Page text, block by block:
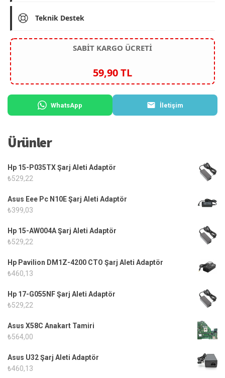
Teknik Destek
SABİT KARGO ÜCRETİ
59,90 TL
WhatsApp İletişim
Ürünler
Hp 15-P035TX Şarj Aleti Adaptör
₺529,22
Asus Eee Pc N10E Şarj Aleti Adaptör
₺399,03
Hp 15-AW004A Şarj Aleti Adaptör
₺529,22
Hp Pavilion DM1Z-4200 CTO Şarj Aleti Adaptör
₺460,13
Hp 17-G055NF Şarj Aleti Adaptör
₺529,22
Asus X58C Anakart Tamiri
₺564,00
Asus U32 Şarj Aleti Adaptör
₺460,13